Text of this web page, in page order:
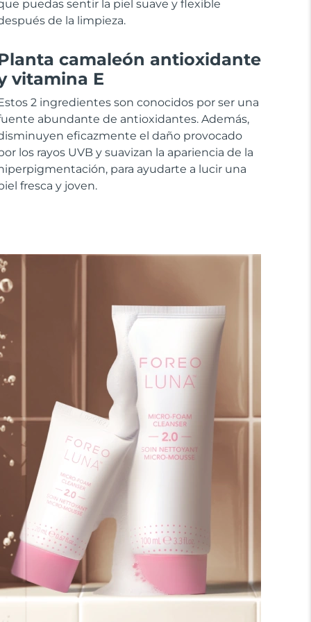
puedas sentir la piel suave y flexible
de la limpieza.
camaleón antioxidante
vitamina E
2 ingredientes son conocidos por ser una
abundante de antioxidantes. Además,
eficazmente el daño provocado
los rayos UVB y suavizan la apariencia de la
para ayudarte a lucir una
fresca y joven.